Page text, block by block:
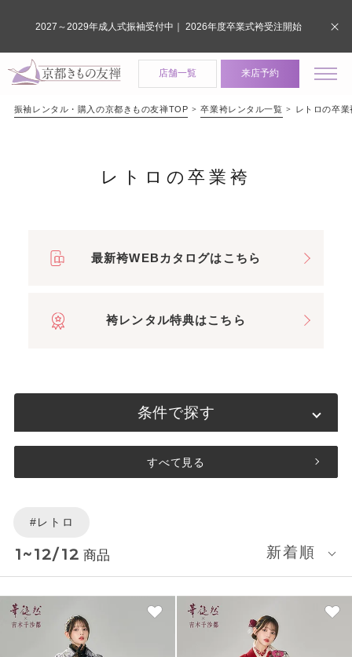
店舗一覧 来店予約
振袖レンタル・購入の京都きもの友禅TOP 卒業袴レンタル一覧 レトロの卒業
レトロの卒業袴
最新袴WEBカタログはこちら
袴レンタル特典はこちら
条件で探す
すべて見る
#レトロ
1~12/12 商品 新着順
2027～2029年成人式振袖受付中｜ 2026年度卒業式袴受注開始